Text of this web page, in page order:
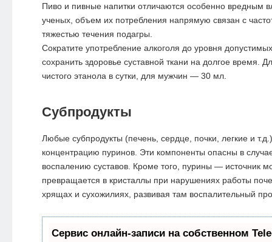
Пиво и пивные напитки отличаются особенно вредным
ученых, объем их потребления напрямую связан с
тяжестью течения подагры.
Сократите употребление алкоголя до уровня
сохранить здоровье суставной ткани на долгое время.
чистого этанола в сутки, для мужчин — 30 мл.
Субпродукты
Любые субпродукты (печень, сердце, почки, легкие и
концентрацию пуринов. Эти компоненты опасны в
воспалению суставов. Кроме того, пурины — источник
превращается в кристаллы при нарушениях работы
хрящах и сухожилиях, развивая там воспалительный
Сервис онлайн-записи на собственном